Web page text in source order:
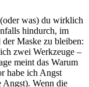
was) du wirklich
hindurch, im
Maske zu bleiben:
zwei Werkzeuge –
meint das Warum
habe ich Angst
Angst). Wenn die